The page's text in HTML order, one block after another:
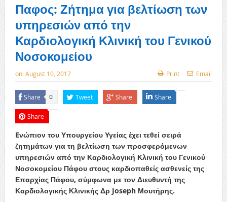
Παφος: Ζήτημα για βελτίωση των
υπηρεσιών από την
Καρδιολογική Κλινική του Γενικού
Νοσοκομείου
on:August 10, 2017 Print Email
Share 0 Tweet Share Share
Share
Eνώπιον του Υπουργείου Υγείας έχει τεθεί σειρά
ζητημάτων για τη βελτίωση των προσφερόμενων
υπηρεσιών από την Καρδιολογική Κλινική του Γενικού
Νοσοκομείου Πάφου στους καρδιοπαθείς ασθενείς της
Επαρχίας Πάφου, σύμφωνα με τον Διευθυντή της
Καρδιολογικής Κλινικής Δρ Joseph Μουτήρης.